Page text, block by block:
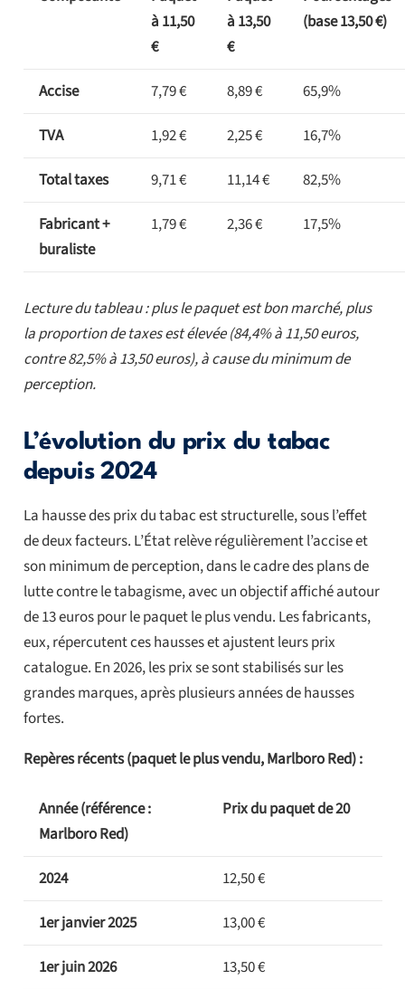
à 11,50
€
à 13,50
€
(base 13,50 €)
Accise 7,79 € 8,89 € 65,9%
TVA 1,92 € 2,25 € 16,7%
Total taxes 9,71 € 11,14 € 82,5%
Fabricant +
buraliste
1,79 € 2,36 € 17,5%
Lecture du tableau : plus le paquet est bon marché, plus
la proportion de taxes est élevée (84,4% à 11,50 euros,
contre 82,5% à 13,50 euros), à cause du minimum de
perception.
L’évolution du prix du tabac
depuis 2024
La hausse des prix du tabac est structurelle, sous l’effet
de deux facteurs. L’État relève régulièrement l’accise et
son minimum de perception, dans le cadre des plans de
lutte contre le tabagisme, avec un objectif affiché autour
de 13 euros pour le paquet le plus vendu. Les fabricants,
eux, répercutent ces hausses et ajustent leurs prix
catalogue. En 2026, les prix se sont stabilisés sur les
grandes marques, après plusieurs années de hausses
fortes.
Repères récents (paquet le plus vendu, Marlboro Red) :
Année (référence :
Marlboro Red)
Prix du paquet de 20
2024 12,50 €
1er janvier 2025 13,00 €
1er juin 2026 13,50 €